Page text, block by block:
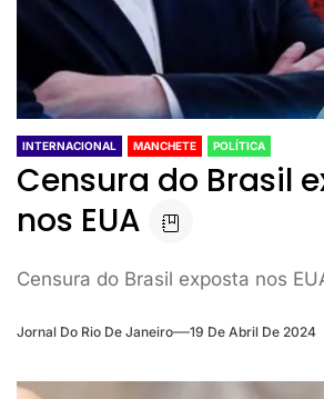
INTERNACIONAL MANCHETE POLÍTICA
Censura do Brasil
nos EUA
Censura do Brasil exposta nos
Jornal Do Rio De Janeiro 19 De Abril De 2024